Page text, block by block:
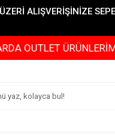
ALIŞVERİŞİNİZE